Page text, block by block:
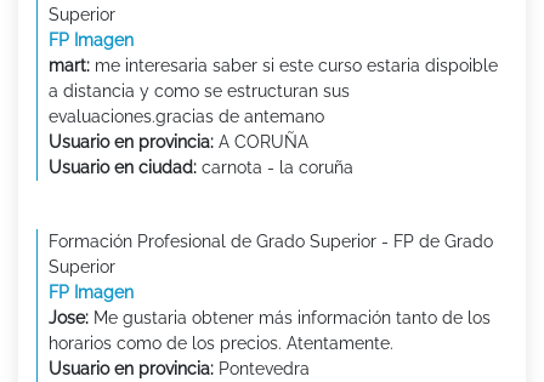
Superior
FP Imagen
mart: me interesaria saber si este curso estaria dispoible
a distancia y como se estructuran sus
evaluaciones.gracias de antemano
Usuario en provincia: A CORUÑA
Usuario en ciudad: carnota - la coruña
Formación Profesional de Grado Superior - FP de Grado
Superior
FP Imagen
Jose: Me gustaria obtener más información tanto de los
horarios como de los precios. Atentamente.
Usuario en provincia: Pontevedra